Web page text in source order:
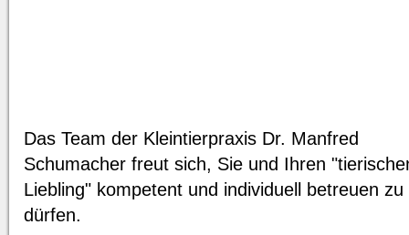
Das Team der Kleintierpraxis Dr. Manfred
Schumacher freut sich, Sie und Ihren
Liebling" kompetent und individuell betreuen zu
dürfen.